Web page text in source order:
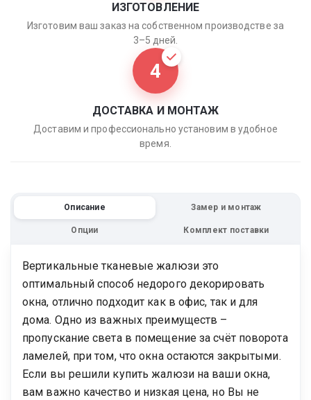
ИЗГОТОВЛЕНИЕ
Изготовим ваш заказ на собственном производстве за
3–5 дней.
4
ДОСТАВКА И МОНТАЖ
Доставим и профессионально установим в удобное
время.
Описание Замер и монтаж
Опции Комплект поставки
Вертикальные тканевые жалюзи это
оптимальный способ недорого декорировать
окна, отлично подходит как в офис, так и для
дома. Одно из важных преимуществ –
пропускание света в помещение за счёт поворота
ламелей, при том, что окна остаются закрытыми.
Если вы решили купить жалюзи на ваши окна,
вам важно качество и низкая цена, но Вы не